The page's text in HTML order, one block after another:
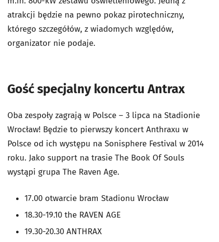
atrakcji będzie na pewno pokaz pirotechniczny,
którego szczegółów, z wiadomych względów,
organizator nie podaje.
Gość specjalny koncertu Antrax
Oba zespoły zagrają w Polsce – 3 lipca na Stadionie
Wrocław! Będzie to pierwszy koncert Anthraxu w
Polsce od ich występu na Sonisphere Festival w 2014
roku. Jako support na trasie The Book Of Souls
wystąpi grupa The Raven Age.
17.00 otwarcie bram Stadionu Wrocław
18.30-19.10 the RAVEN AGE
19.30-20.30 ANTHRAX